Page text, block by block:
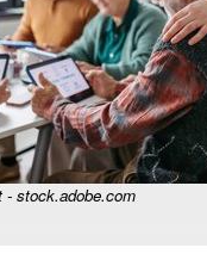
- stock.adobe.com